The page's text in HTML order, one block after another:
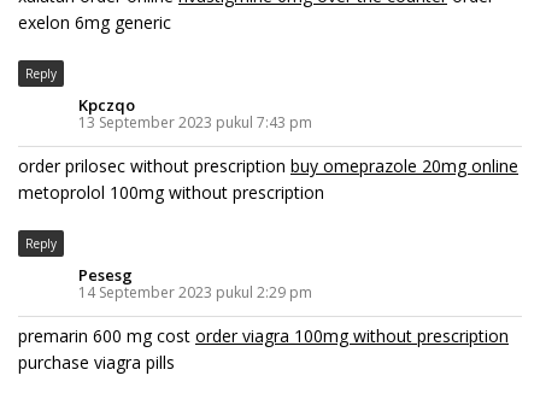
exelon 6mg generic
Reply
Kpczqo
13 September 2023 pukul 7:43 pm
order prilosec without prescription buy omeprazole 20mg online
metoprolol 100mg without prescription
Reply
Pesesg
14 September 2023 pukul 2:29 pm
premarin 600 mg cost order viagra 100mg without prescription
purchase viagra pills